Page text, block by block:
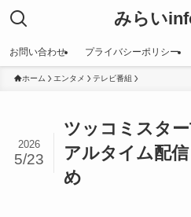
みらい
お問い合わせ プライバシーポリシー
ホーム エンタメ テレビ番組
ツッコミスタ
アルタイム配
め
2026
5/23